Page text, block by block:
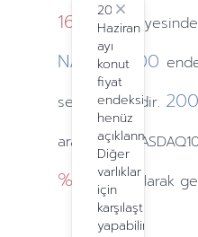
2024
Haziran
ayı
konut
fiyat
endeksi
henüz
açıklanmadı.
Diğer
varlıklar
için
karşılaştırma
yapabilirsiniz.
Close
1621.12
NASDAQ100
seviyesindedir.
arasındaki
%906.72olarak